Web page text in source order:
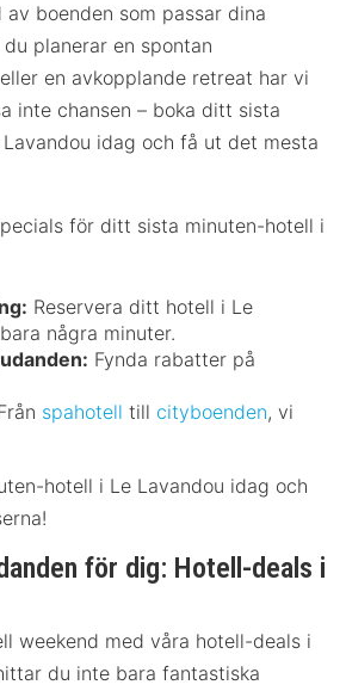
boenden som passar dina
planerar en spontan
en avkopplande retreat har vi
inte chansen – boka ditt sista
idag och få ut det mesta
för ditt sista minuten-hotell i
Reservera ditt hotell i Le
några minuter.
Fynda rabatter på
spahotell till cityboenden, vi
hotell i Le Lavandou idag och
för dig: Hotell-deals i
weekend med våra hotell-deals i
du inte bara fantastiska